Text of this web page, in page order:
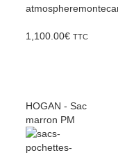
1,100.00€ TTC
HOGAN - Sac
marron PM